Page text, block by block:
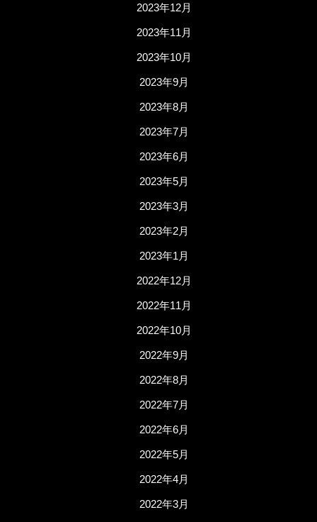
2023年12月
2023年11月
2023年10月
2023年9月
2023年8月
2023年7月
2023年6月
2023年5月
2023年3月
2023年2月
2023年1月
2022年12月
2022年11月
2022年10月
2022年9月
2022年8月
2022年7月
2022年6月
2022年5月
2022年4月
2022年3月